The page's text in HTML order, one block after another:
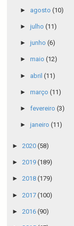
► agosto (10)
► julho (11)
► junho (6)
► maio (12)
► abril (11)
► março (11)
► fevereiro (3)
► janeiro (11)
► 2020 (58)
► 2019 (189)
► 2018 (179)
► 2017 (100)
► 2016 (90)